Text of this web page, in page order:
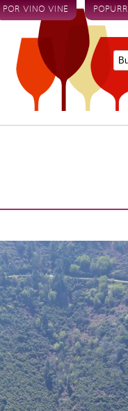
POR VINO VINE POPURRÍ